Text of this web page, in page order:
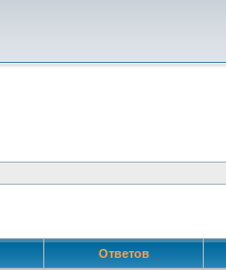
Ответов